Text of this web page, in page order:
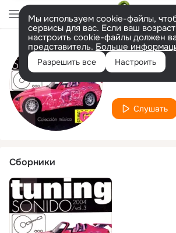
Мы используем cookie-файлы,
сервисы для вас. Если ваш
настроить cookie-файлы должен
представитель. Больше
Разрешить все Настроить
Исполнитель
Calvin J.
Слушать
Сборники